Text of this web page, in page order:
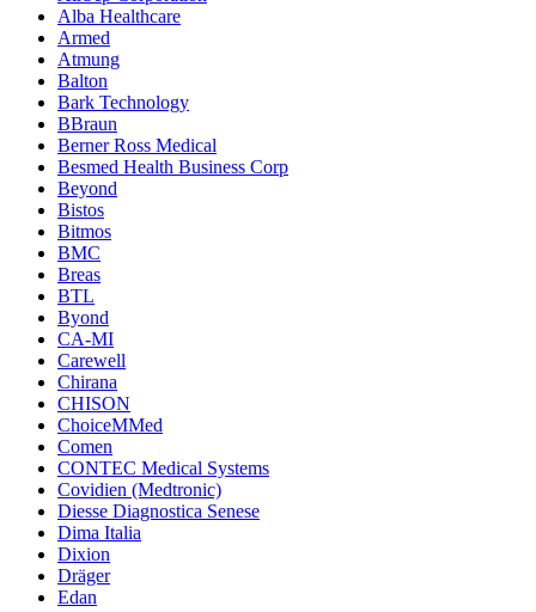
Alba Healthcare
Armed
Atmung
Balton
Bark Technology
BBraun
Berner Ross Medical
Besmed Health Business Corp
Beyond
Bistos
Bitmos
BMC
Breas
BTL
Byond
CA-MI
Carewell
Chirana
CHISON
ChoiceMMed
Comen
CONTEC Medical Systems
Covidien (Medtronic)
Diesse Diagnostica Senese
Dima Italia
Dixion
Dräger
Edan